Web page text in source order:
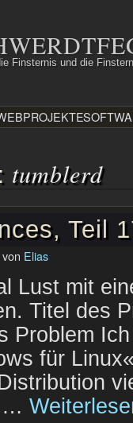
Finsternis und die
tumblerd
Teil
von Elias
Lust mit
Titel des
Problem
für
…